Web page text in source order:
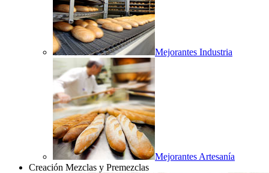
Mejorantes Industria
Mejorantes Artesanía
Creación Mezclas y Premezclas